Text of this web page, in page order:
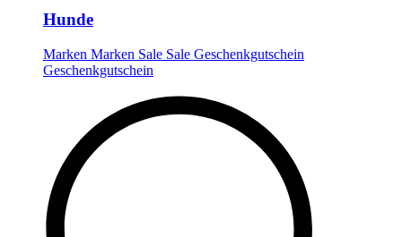
Hunde
Marken Marken Sale Sale Geschenkgutschein
Geschenkgutschein